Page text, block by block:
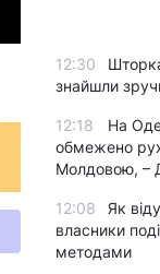
12:30
знайшли
12:18
На
обмежено
Молдовою, –
12:08
Як
власники
методами